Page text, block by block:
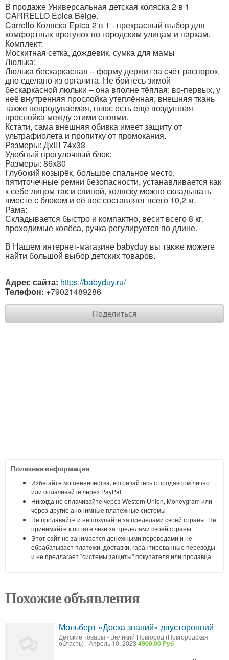
В продаже Универсальная детская коляска 2 в 1
CARRELLO Epica Beige.
Carrello Коляска Epica 2 в 1 - прекрасный выбор для
комфортных прогулок по городским улицам и паркам.
Комплект:
Москитная сетка, дождевик, сумка для мамы
Люлька:
Люлька бескаркасная – форму держит за счёт распорок,
дно сделано из оргалита. Не бойтесь зимой
бескаркасной люльки – она вполне тёплая: во-первых, у
неё внутренняя прослойка утеплённая, внешняя ткань
также непродуваемая, плюс есть ещё воздушная
прослойка между этими слоями.
Кстати, сама внешняя обивка имеет защиту от
ультрафиолета и пропитку от промокания.
Размеры: ДхШ 74х33
Удобный прогулочный блок:
Размеры: 86х30
Глубокий козырёк, большое спальное место,
пятиточечные ремни безопасности, устанавливается как
к себе лицом так и спиной, коляску можно складывать
вместе с блоком и её вес составляет всего 10,2 кг.
Рама:
Складывается быстро и компактно, весит всего 8 кг,
проходимые колёса, ручка регулируется по длине.
В Нашем интернет-магазине babyduy вы также можете
найти большой выбор детских товаров.
Адрес сайта: https://babyduy.ru/
Телефон: +79021489286
Поделиться
Полезная информация
Избегайте мошенничества, встречайтесь с продавцом лично
или оплачивайте через PayPal
Никогда не оплачивайте через Western Union, Moneygram или
через другие анонимные платежные системы
Не продавайте и не покупайте за пределами своей страны. Не
принимайте к оптате чеки за пределами своей страны
Этот сайт не занимается денежными переводами и не
обрабатывает платежи, доставки, гарантированные переводы
и не предлагает "системы защиты" покупателя или продавца
Похожие объявления
Мольберт «Доска знаний» двусторонний
Детские товары - Великий Новгород (Новгородская
область) -Апрель 10, 20234900.00 Руб